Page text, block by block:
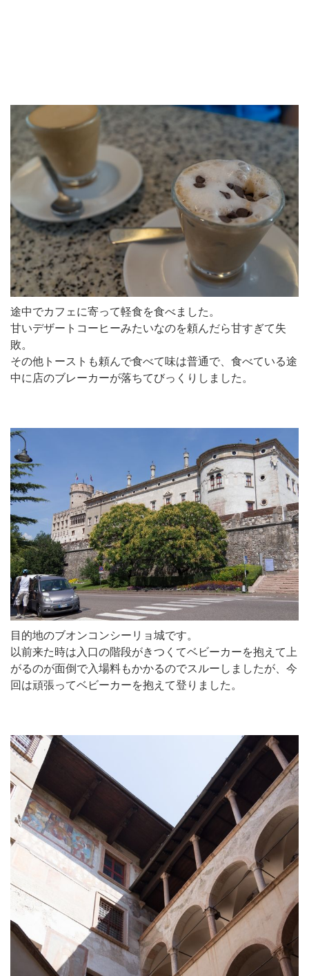
途中でカフェに寄って軽食を食べました。
甘いデザートコーヒーみたいなのを頼んだら甘すぎて失
敗。
その他トーストも頼んで食べて味は普通で、食べている途
中に店のブレーカーが落ちてびっくりしました。
目的地のブオンコンシーリョ城です。
以前来た時は入口の階段がきつくてベビーカーを抱えて上
がるのが面倒で入場料もかかるのでスルーしましたが、今
回は頑張ってベビーカーを抱えて登りました。